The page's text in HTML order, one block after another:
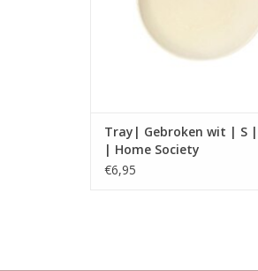
Tray| Gebroken wit | S
| Home Society
€6,95